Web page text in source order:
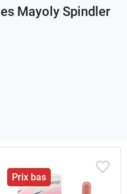
Mayoly Spindler
Prix bas